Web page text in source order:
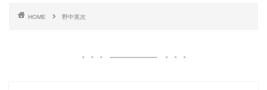
HOME 野中英次